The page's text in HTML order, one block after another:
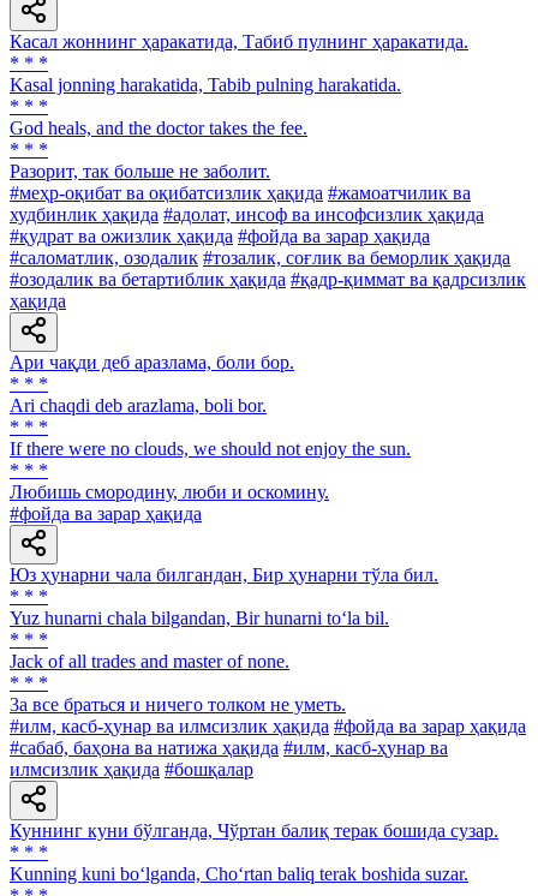
Касал жоннинг ҳаракатида, Табиб пулнинг ҳаракатида.
* * *
Kasal jonning harakatida, Tabib pulning harakatida.
* * *
God heals, and the doctor takes the fee.
* * *
Разорит, так больше не заболит.
#меҳр-оқибат ва оқибатсизлик ҳақида #жамоатчилик ва
худбинлик ҳақида #адолат, инсоф ва инсофсизлик ҳақида
#қудрат ва ожизлик ҳақида #фойда ва зарар ҳақида
#саломатлик, озодалик #тозалик, соғлик ва беморлик ҳақида
#озодалик ва бетартиблик ҳақида #қадр-қиммат ва қадрсизлик
ҳақида
Ари чақди деб аразлама, боли бор.
* * *
Аri chaqdi deb arazlama, boli bor.
* * *
If there were no clouds, we should not enjoy the sun.
* * *
Любишь смородину, люби и оскомину.
#фойда ва зарар ҳақида
Юз ҳунарни чала билгандан, Бир ҳунарни тўла бил.
* * *
Yuz hunarni chala bilgandan, Bir hunarni to‘la bil.
* * *
Jack of all trades and master of none.
* * *
3a все браться и ничего толком не уметь.
#илм, касб-ҳунар ва илмсизлик ҳақида #фойда ва зарар ҳақида
#сабаб, баҳона ва натижа ҳақида #илм, касб-ҳунар ва
илмсизлик ҳақида #бошқалар
Куннинг куни бўлганда, Чўртан балиқ терак бошида сузар.
* * *
Kunning kuni bo‘lganda, Cho‘rtan baliq terak boshida suzar.